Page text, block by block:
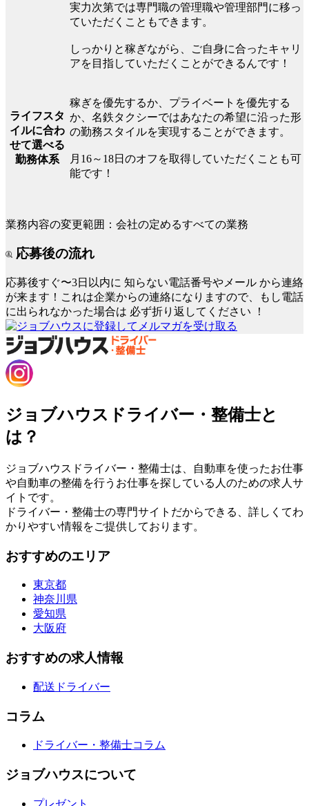
実力次第では専門職の管理職や管理部門に移っ
ていただくこともできます。
しっかりと稼ぎながら、ご自身に合ったキャリ
アを目指していただくことができるんです！
ライフスタ
イルに合わ
せて選べる
勤務体系
稼ぎを優先するか、プライベートを優先する
か、名鉄タクシーではあなたの希望に沿った形
の勤務スタイルを実現することができます。
月16～18日のオフを取得していただくことも可
能です！
業務内容の変更範囲：会社の定めるすべての業務
応募後の流れ
応募後すぐ〜3日以内に 知らない電話番号やメール から連絡
が来ます！これは企業からの連絡になりますので、もし電話
に出られなかった場合は 必ず折り返してください ！
ジョブハウスドライバー・整備士と
は？
ジョブハウスドライバー・整備士は、自動車を使ったお仕事
や自動車の整備を行うお仕事を探している人のための求人サ
イトです。
ドライバー・整備士の専門サイトだからできる、詳しくてわ
かりやすい情報をご提供しております。
おすすめのエリア
東京都
神奈川県
愛知県
大阪府
おすすめの求人情報
配送ドライバー
コラム
ドライバー・整備士コラム
ジョブハウスについて
プレゼント